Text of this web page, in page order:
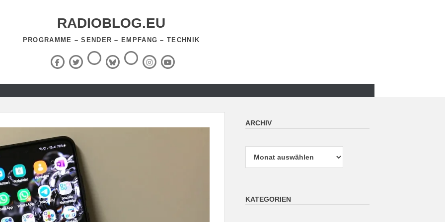
RADIOBLOG.EU
PROGRAMME – SENDER – EMPFANG – TECHNIK
Facebook
X
(Twitter)
ThreadsBlueSky
RSS-
Feed InstagramYouTube
ARCHIV
KATEGORIEN